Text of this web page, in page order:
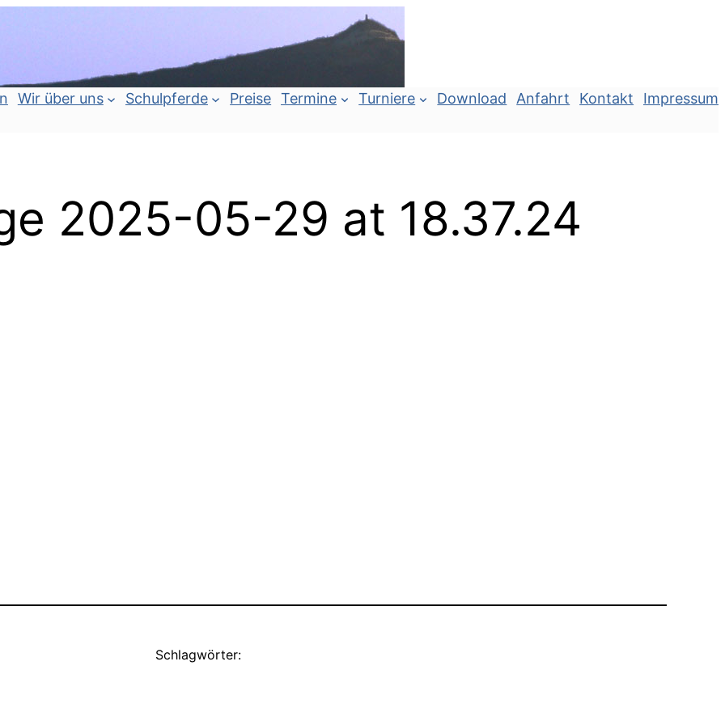
Wir über uns Schulpferde Preise Termine Turniere Download Anfahrt Kontakt
Impressum
2025-05-29 at 18.37.24
Schlagwörter: